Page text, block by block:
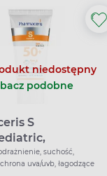
niedostępny
podobne
S
krem ochronny
SPF 50+, 50 ml
suchość,
uva/uvb, łagodzące